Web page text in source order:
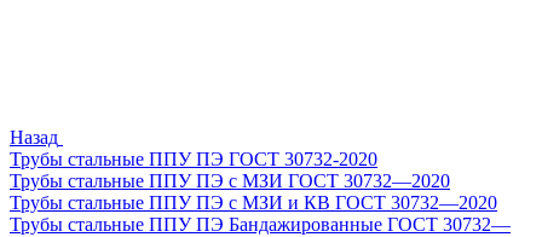
Назад
Трубы стальные ППУ ПЭ ГОСТ 30732-2020
Трубы стальные ППУ ПЭ с МЗИ ГОСТ 30732—2020
Трубы стальные ППУ ПЭ с МЗИ и КВ ГОСТ 30732—2020
Трубы стальные ППУ ПЭ Бандажированные ГОСТ 30732—